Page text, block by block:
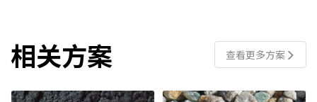
相关方案 查看更多方案